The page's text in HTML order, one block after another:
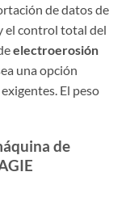
de datos de
el control total del
electroerosión
una opción
El peso
de